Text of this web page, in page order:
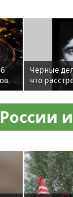
Черные
что
Тамаза